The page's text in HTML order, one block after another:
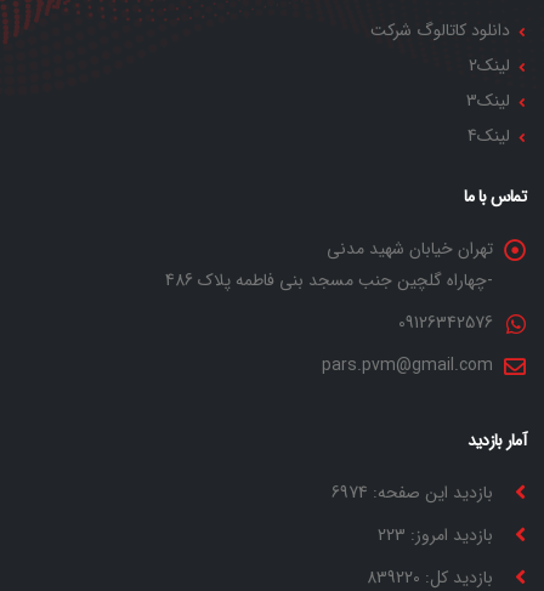
دانلود کاتالوگ شرکت
لینک2
لینک3
لینک4
تماس با ما
تهران خیابان شهید مدنی
-چهاراه گلچین جنب مسجد بنی فاطمه پلاک 486
09126342576
pars.pvm@gmail.com
آمار بازدید
بازدید این صفحه: 6974
بازدید امروز: 223
بازدید کل: 839220